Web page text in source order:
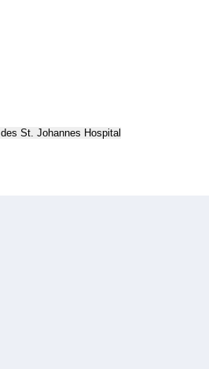
des St. Johannes Hospital